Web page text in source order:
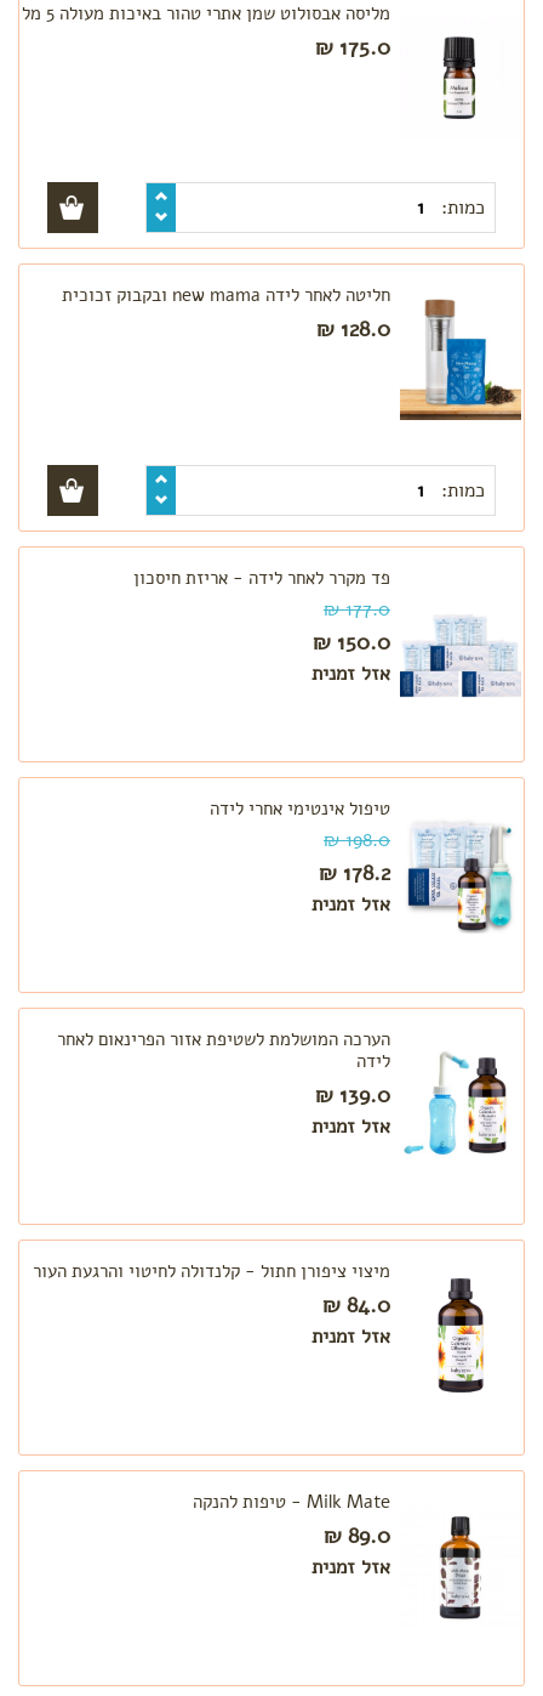
מליסה אבסולוט שמן אתרי טהור באיכות מעולה 5 מל
175.0 ₪
כמות:
חליטה לאחר לידה new mama ובקבוק זכוכית
128.0 ₪
כמות:
פד מקרר לאחר לידה - אריזת חיסכון
177.0 ₪
150.0 ₪
אזל זמנית
טיפול אינטימי אחרי לידה
198.0 ₪
178.2 ₪
אזל זמנית
הערכה המושלמת לשטיפת אזור הפרינאום לאחר
לידה
139.0 ₪
אזל זמנית
מיצוי ציפורן חתול - קלנדולה לחיטוי והרגעת העור
84.0 ₪
אזל זמנית
Milk Mate - טיפות להנקה
89.0 ₪
אזל זמנית